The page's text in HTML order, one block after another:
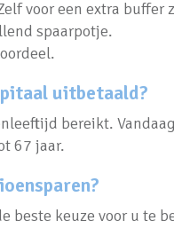
voor een extra
spaarpotje.
uitbetaald?
bereikt.
67 jaar.
beste keuze voor u te